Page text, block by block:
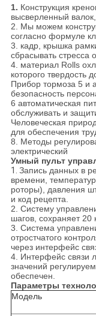
1. Конструкция
высверленный
2. Мы можем
согласно формуле
3. кадр, крышка
сбрасывать стресса
4. материал Rolls
которого твердость
Прибор тормоза 5 и
безопасность
6 автоматическая
обслуживать и
Человеческая
для обеспечения
8. Методы
электрический
Умный пульт
1. Запись данных в
времени,
роторы), давления
и код рецепта.
2. Систему
шагов, сохраняет 20
3. Система
отростчатого
через интерфейс
4. Интерфейс связи
значений
обеспечен.
Параметры
Модель